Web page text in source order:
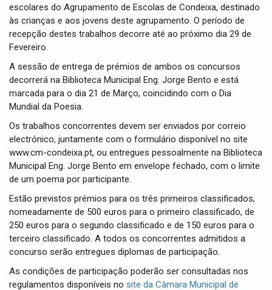
escolares do Agrupamento de Escolas de Condeixa, destinado
às crianças e aos jovens deste agrupamento. O período de
recepção destes trabalhos decorre até ao próximo dia 29 de
Fevereiro.
A sessão de entrega de prémios de ambos os concursos
decorrerá na Biblioteca Municipal Eng. Jorge Bento e está
marcada para o dia 21 de Março, coincidindo com o Dia
Mundial da Poesia.
Os trabalhos concorrentes devem ser enviados por correio
electrónico, juntamente com o formulário disponível no site
www.cm-condeixa.pt, ou entregues pessoalmente na Biblioteca
Municipal Eng. Jorge Bento em envelope fechado, com o limite
de um poema por participante.
Estão previstos prémios para os três primeiros classificados,
nomeadamente de 500 euros para o primeiro classificado, de
250 euros para o segundo classificado e de 150 euros para o
terceiro classificado. A todos os concorrentes admitidos a
concurso serão entregues diplomas de participação.
As condições de participação poderão ser consultadas nos
regulamentos disponíveis no site da Câmara Municipal de